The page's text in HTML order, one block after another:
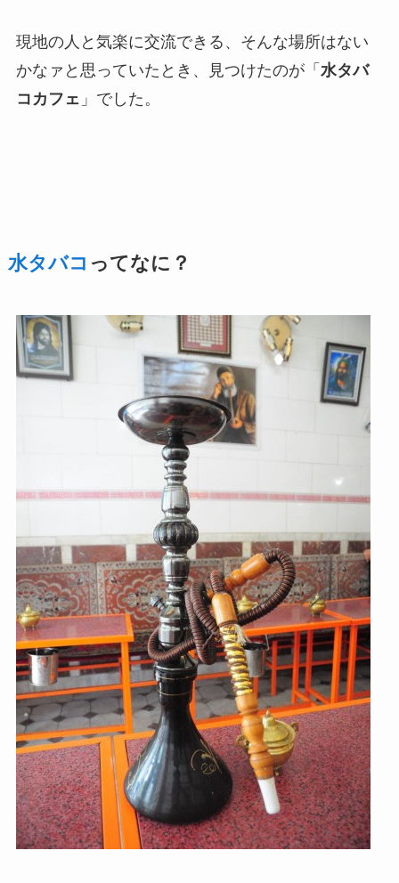
現地の人と気楽に交流できる、そんな場所はない
かなァと思っていたとき、見つけたのが「 水タバ
コ カフェ 」でした。
水タバコ ってなに？